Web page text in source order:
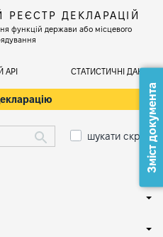
ДЕКЛАРАЦІЙ
функцій держави або місцевого
АРІ СТАТИСТИЧНІ ДАНІ
шукати скрізьЗміст документа